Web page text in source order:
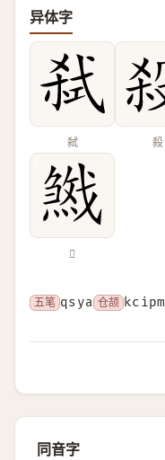
异体字
弑 殺
𢨓
五笔 qsya 仓颉 kcipm
同音字